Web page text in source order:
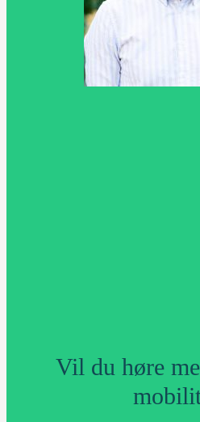
Vil du høre